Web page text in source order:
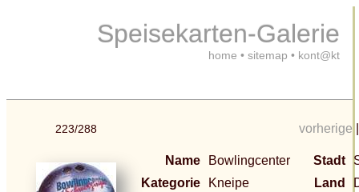
Speisekarten-Galerie
home • sitemap • kont@kt
223/288 vorherige
Name Bowlingcenter Stadt
Kategorie
Kneipe Land